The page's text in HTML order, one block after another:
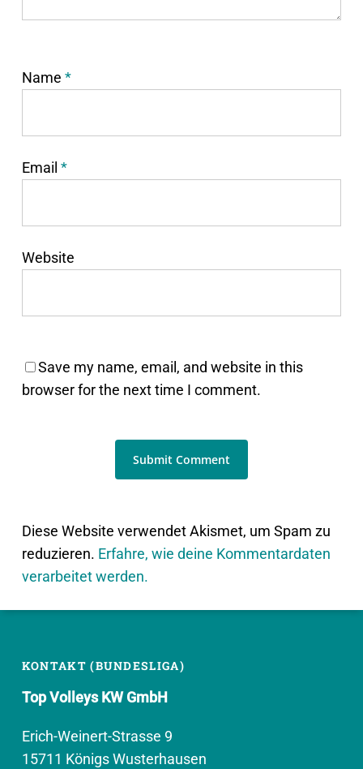
Name *
Email *
Website
Save my name, email, and website in this
browser for the next time I comment.
Diese Website verwendet Akismet, um Spam zu
reduzieren. Erfahre, wie deine Kommentardaten
verarbeitet werden.
KONTAKT (BUNDESLIGA)
Top Volleys KW GmbH
Erich-Weinert-Strasse 9
15711 Königs Wusterhausen